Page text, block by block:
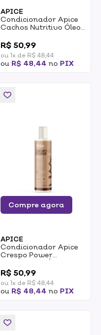
APICE
Condicionador Apice
Cachos Nutritivo Óleo
Karité 300ml
R$ 50,99
ou 1x de R$ 48,44
ou R$ 48,44 no PIX
Compre agora
APICE
Condicionador Apice
Crespo Power
Acidificante Óleo De
Rícino E Manteiga De
Karité 300ml
R$ 50,99
ou 1x de R$ 48,44
ou R$ 48,44 no PIX